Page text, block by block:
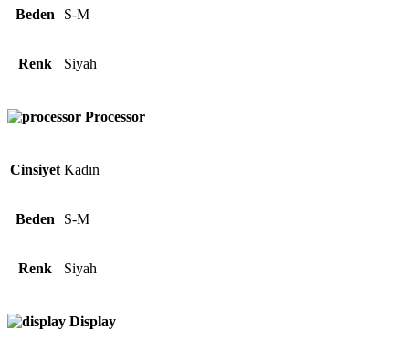
Beden S-M
Renk Siyah
Processor
Cinsiyet Kadın
Beden S-M
Renk Siyah
Display